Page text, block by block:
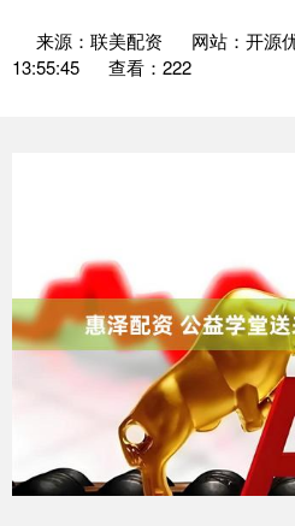
来源：联美配资 网站：开源
13:55:45
查看：222